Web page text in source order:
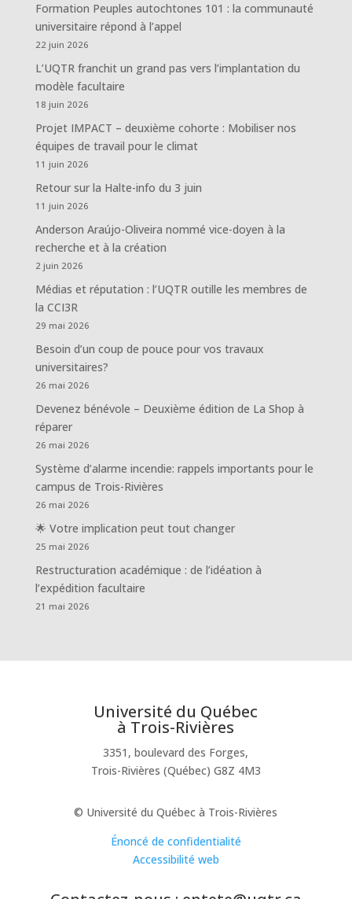
Formation Peuples autochtones 101 : la communauté
universitaire répond à l’appel
22 juin 2026
L’UQTR franchit un grand pas vers l’implantation du
modèle facultaire
18 juin 2026
Projet IMPACT – deuxième cohorte : Mobiliser nos
équipes de travail pour le climat
11 juin 2026
Retour sur la Halte-info du 3 juin
11 juin 2026
Anderson Araújo-Oliveira nommé vice-doyen à la
recherche et à la création
2 juin 2026
Médias et réputation : l’UQTR outille les membres de
la CCI3R
29 mai 2026
Besoin d’un coup de pouce pour vos travaux
universitaires?
26 mai 2026
Devenez bénévole – Deuxième édition de La Shop à
réparer
26 mai 2026
Système d’alarme incendie: rappels importants pour le
campus de Trois-Rivières
26 mai 2026
🌟 Votre implication peut tout changer
25 mai 2026
Restructuration académique : de l’idéation à
l’expédition facultaire
21 mai 2026
Université du Québec
à Trois-Rivières
3351, boulevard des Forges,
Trois-Rivières (Québec) G8Z 4M3
© Université du Québec à Trois-Rivières
Énoncé de confidentialité
Accessibilité web